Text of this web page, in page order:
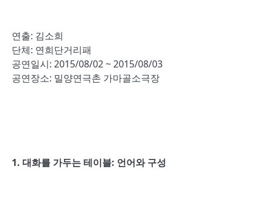
연출: 김소희
단체: 연희단거리패
공연일시: 2015/08/02 ~ 2015/08/03
공연장소: 밀양연극촌 가마골소극장
1. 대화를 가두는 테이블: 언어와 구성